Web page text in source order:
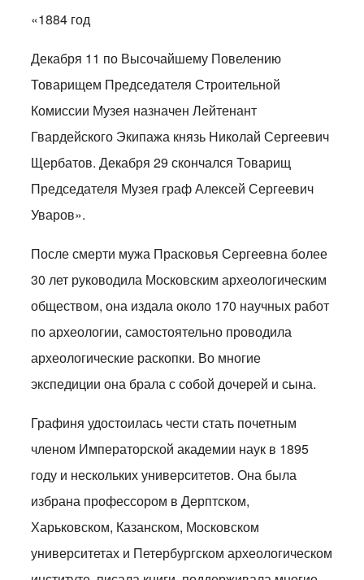
«1884 год
Декабря 11 по Высочайшему Повелению
Товарищем Председателя Строительной
Комиссии Музея назначен Лейтенант
Гвардейского Экипажа князь Николай Сергеевич
Щербатов. Декабря 29 скончался Товарищ
Председателя Музея граф Алексей Сергеевич
Уваров».
После смерти мужа Прасковья Сергеевна более
30 лет руководила Московским археологическим
обществом, она издала около 170 научных работ
по археологии, самостоятельно проводила
археологические раскопки. Во многие
экспедиции она брала с собой дочерей и сына.
Графиня удостоилась чести стать почетным
членом Императорской академии наук в 1895
году и нескольких университетов. Она была
избрана профессором в Дерптском,
Харьковском, Казанском, Московском
университетах и Петербургском археологическом